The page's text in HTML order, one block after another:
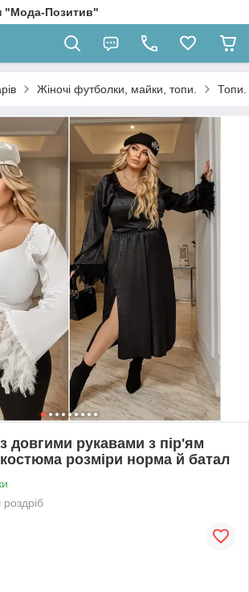
"Мода-Позитив"
Жіночі футболки, майки, топи. Топи.
довгими рукавами з пір'ям
розміри норма й батал
роздріб